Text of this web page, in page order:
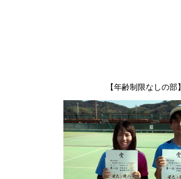
【年齢制限なしの部】